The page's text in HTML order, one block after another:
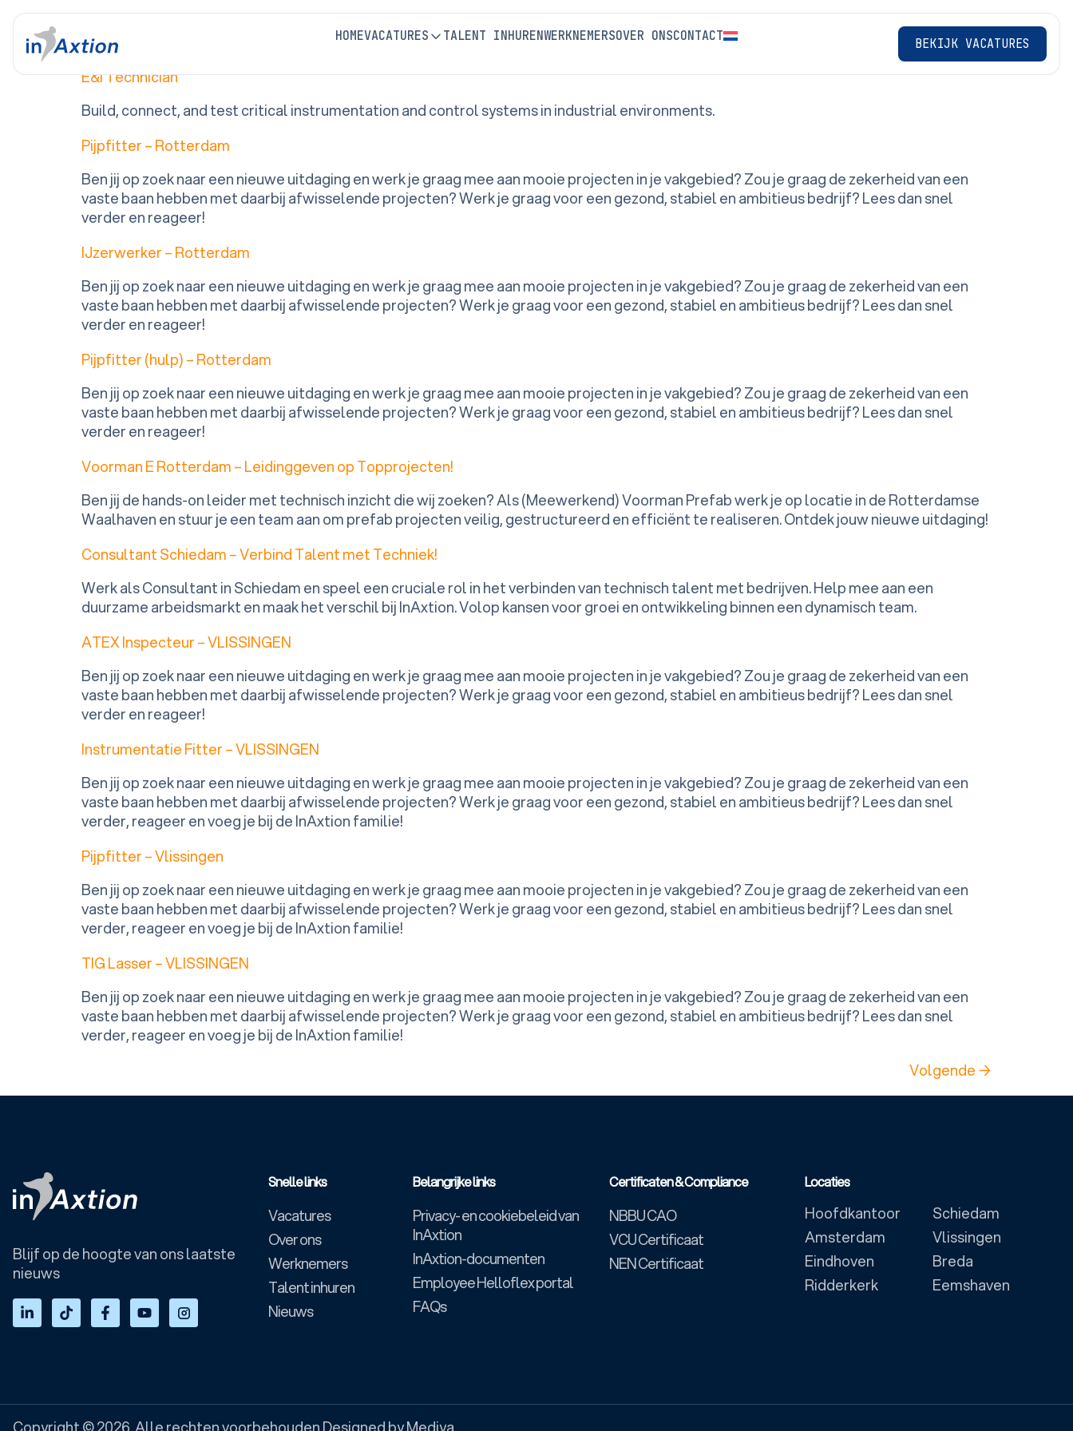
HOMEVACATURES TALENT INHURENWERKNEMERSOVER ONSCONTACT BEKIJK VACATURES
Fulltime / parttime:Full-time
E&I Technician
Build, connect, and test critical instrumentation and control systems in industrial environments.
Pijpfitter – Rotterdam
Ben jij op zoek naar een nieuwe uitdaging en werk je graag mee aan mooie projecten in je vakgebied? Zou je graag de zekerheid van een
vaste baan hebben met daarbij afwisselende projecten? Werk je graag voor een gezond, stabiel en ambitieus bedrijf? Lees dan snel
verder en reageer!
IJzerwerker – Rotterdam
Ben jij op zoek naar een nieuwe uitdaging en werk je graag mee aan mooie projecten in je vakgebied? Zou je graag de zekerheid van een
vaste baan hebben met daarbij afwisselende projecten? Werk je graag voor een gezond, stabiel en ambitieus bedrijf? Lees dan snel
verder en reageer!
Pijpfitter (hulp) – Rotterdam
Ben jij op zoek naar een nieuwe uitdaging en werk je graag mee aan mooie projecten in je vakgebied? Zou je graag de zekerheid van een
vaste baan hebben met daarbij afwisselende projecten? Werk je graag voor een gezond, stabiel en ambitieus bedrijf? Lees dan snel
verder en reageer!
Voorman E Rotterdam – Leidinggeven op Topprojecten!
Ben jij de hands-on leider met technisch inzicht die wij zoeken? Als (Meewerkend) Voorman Prefab werk je op locatie in de Rotterdamse
Waalhaven en stuur je een team aan om prefab projecten veilig, gestructureerd en efficiënt te realiseren. Ontdek jouw nieuwe uitdaging!
Consultant Schiedam – Verbind Talent met Techniek!
Werk als Consultant in Schiedam en speel een cruciale rol in het verbinden van technisch talent met bedrijven. Help mee aan een
duurzame arbeidsmarkt en maak het verschil bij InAxtion. Volop kansen voor groei en ontwikkeling binnen een dynamisch team.
ATEX Inspecteur – VLISSINGEN
Ben jij op zoek naar een nieuwe uitdaging en werk je graag mee aan mooie projecten in je vakgebied? Zou je graag de zekerheid van een
vaste baan hebben met daarbij afwisselende projecten? Werk je graag voor een gezond, stabiel en ambitieus bedrijf? Lees dan snel
verder en reageer!
Instrumentatie Fitter – VLISSINGEN
Ben jij op zoek naar een nieuwe uitdaging en werk je graag mee aan mooie projecten in je vakgebied? Zou je graag de zekerheid van een
vaste baan hebben met daarbij afwisselende projecten? Werk je graag voor een gezond, stabiel en ambitieus bedrijf? Lees dan snel
verder, reageer en voeg je bij de InAxtion familie!
Pijpfitter – Vlissingen
Ben jij op zoek naar een nieuwe uitdaging en werk je graag mee aan mooie projecten in je vakgebied? Zou je graag de zekerheid van een
vaste baan hebben met daarbij afwisselende projecten? Werk je graag voor een gezond, stabiel en ambitieus bedrijf? Lees dan snel
verder, reageer en voeg je bij de InAxtion familie!
TIG Lasser – VLISSINGEN
Ben jij op zoek naar een nieuwe uitdaging en werk je graag mee aan mooie projecten in je vakgebied? Zou je graag de zekerheid van een
vaste baan hebben met daarbij afwisselende projecten? Werk je graag voor een gezond, stabiel en ambitieus bedrijf? Lees dan snel
verder, reageer en voeg je bij de InAxtion familie!
Volgende →
Blijf op de hoogte van ons laatste
nieuws
Snelle links
Vacatures
Over ons
Werknemers
Talent inhuren
Nieuws
Belangrijke links
Privacy- en cookiebeleid van
InAxtion
InAxtion-documenten
Employee Helloflex portal
FAQs
Certificaten & Compliance
NBBU CAO
VCU Certificaat
NEN Certificaat
Locaties
Hoofdkantoor
Amsterdam
Eindhoven
Ridderkerk
Schiedam
Vlissingen
Breda
Eemshaven
Copyright © 2026. Alle rechten voorbehouden.Designed by Mediya